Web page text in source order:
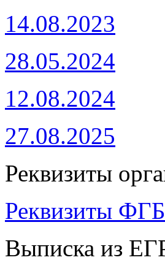
14.08.2023
28.05.2024
12.08.2024
27.08.2025
Реквизиты
Реквизиты
Выписка из